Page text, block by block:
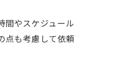
間やスケジュール
点も考慮して依頼